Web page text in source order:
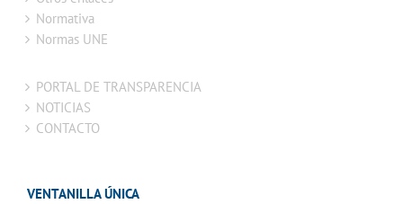
Normativa
Normas UNE
PORTAL DE TRANSPARENCIA
NOTICIAS
CONTACTO
VENTANILLA ÚNICA